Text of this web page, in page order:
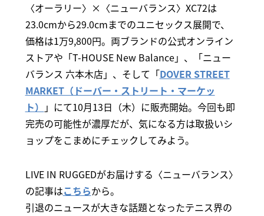
〈オーラリー〉×〈ニューバランス〉XC72は
23.0cmから29.0cmまでのユニセックス展開で、
価格は1万9,800円。両ブランドの公式オンライン
ストアや「T-HOUSE New Balance」、「ニュー
バランス 六本木店」、そして「DOVER STREET
MARKET（ドーバー・ストリート・マーケッ
ト） 」にて10月13日（木）に販売開始。今回も即
完売の可能性が濃厚だが、気になる方は取扱いシ
ョップをこまめにチェックしてみよう。
LIVE IN RUGGEDがお届けする〈ニューバランス〉
の記事はこちらから。
引退のニュースが大きな話題となったテニス界の